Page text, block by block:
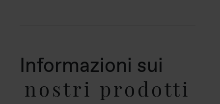
Informazioni sui
nostri prodotti